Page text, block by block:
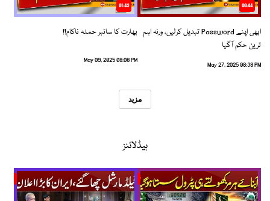
00:44
ابھی اپنے Password تبدیل کرلیں، ورنہ اہم
ترین حکم آگیا
May 27, 2025 08:38 PM
01:43
بھارت کا سائبر حملہ ناکام!!
May 09, 2025 08:08 PM
مزید
ہیڈلائنز